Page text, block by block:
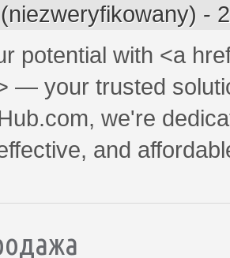
-
potential with <a
— your trusted
we're
and